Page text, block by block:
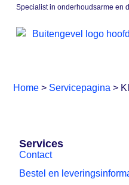
Specialist in onderhoudsarme en
Home > Servicepagina >
Services
Contact
Bestel en